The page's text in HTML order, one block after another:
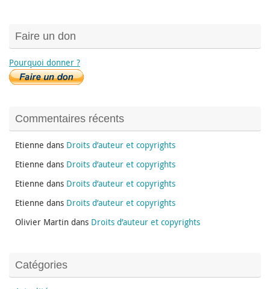
Faire un don
Pourquoi donner ?
Commentaires récents
Etienne dans Droits d’auteur et copyrights
Etienne dans Droits d’auteur et copyrights
Etienne dans Droits d’auteur et copyrights
Etienne dans Droits d’auteur et copyrights
Olivier Martin dans Droits d’auteur et copyrights
Catégories